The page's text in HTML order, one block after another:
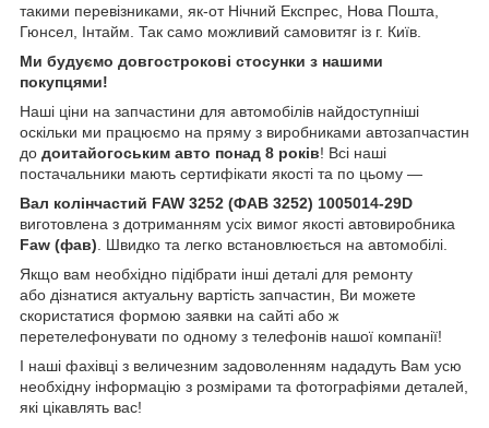
такими перевізниками, як-от Нічний Експрес, Нова Пошта,
Гюнсел, Інтайм. Так само можливий самовитяг із г. Київ.
Ми будуємо довгострокові стосунки з нашими
покупцями!
Наші ціни на запчастини для автомобілів найдоступніші
оскільки ми працюємо на пряму з виробниками автозапчастин
до доитайогоським авто понад 8 років! Всі наші
постачальники мають сертифікати якості та по цьому —
Вал колінчастий FAW 3252 (ФАВ 3252) 1005014-29D
виготовлена з дотриманням усіх вимог якості автовиробника
Faw (фав) . Швидко та легко встановлюється на автомобілі.
Якщо вам необхідно підібрати інші деталі для ремонту
або дізнатися актуальну вартість запчастин, Ви можете
скористатися формою заявки на сайті або ж
перетелефонувати по одному з телефонів нашої компанії!
І наші фахівці з величезним задоволенням нададуть Вам усю
необхідну інформацію з розмірами та фотографіями деталей,
які цікавлять вас!